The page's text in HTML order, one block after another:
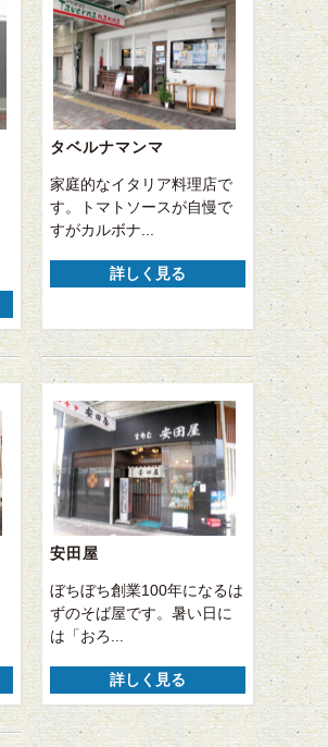
タベルナマンマ
家庭的なイタリア料理店で
す。トマトソースが自慢で
すがカルボナ...
詳しく見る
安田屋
ぼちぼち創業100年になるは
ずのそば屋です。暑い日に
は「おろ...
詳しく見る